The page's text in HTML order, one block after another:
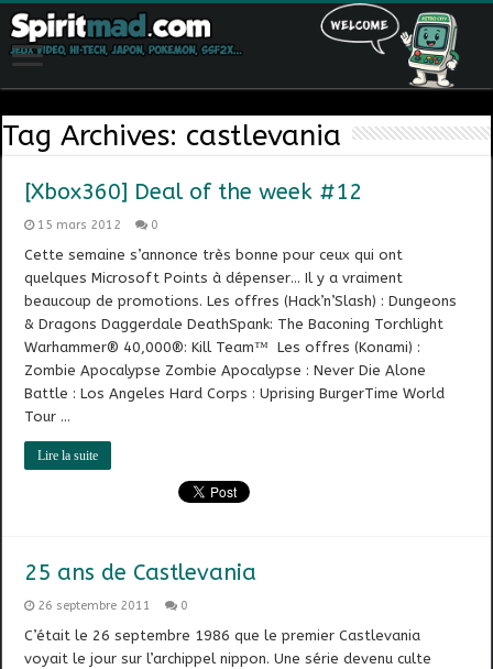
Tag Archives: castlevania
[Xbox360] Deal of the week #12
15 mars 2012 0
Cette semaine s’annonce très bonne pour ceux qui ont
quelques Microsoft Points à dépenser… Il y a vraiment
beaucoup de promotions. Les offres (Hack’n’Slash) : Dungeons
& Dragons Daggerdale DeathSpank: The Baconing Torchlight
Warhammer® 40,000®: Kill Team™ Les offres (Konami) :
Zombie Apocalypse Zombie Apocalypse : Never Die Alone
Battle : Los Angeles Hard Corps : Uprising BurgerTime World
Tour …
Lire la suite
25 ans de Castlevania
26 septembre 2011 0
C’était le 26 septembre 1986 que le premier Castlevania
voyait le jour sur l’archippel nippon. Une série devenu culte